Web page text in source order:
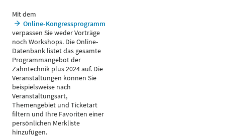
Mit dem
Online-Kongressprogramm
verpassen Sie weder Vorträge
noch Workshops. Die Online-
Datenbank listet das gesamte
Programmangebot der
Zahntechnik plus 2024 auf. Die
Veranstaltungen können Sie
beispielsweise nach
Veranstaltungsart,
Themengebiet und Ticketart
filtern und Ihre Favoriten einer
persönlichen Merkliste
hinzufügen.